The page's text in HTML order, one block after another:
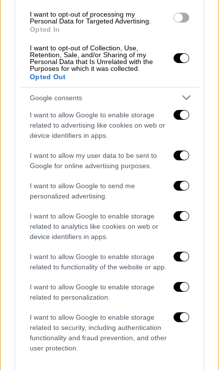
I want to opt-out of processing my
Personal Data for Targeted Advertising.
Opted In
I want to opt-out of Collection, Use,
Retention, Sale, and/or Sharing of my
Personal Data that Is Unrelated with the
Purposes for which it was collected.
Opted Out
Google consents
I want to allow Google to enable storage
related to advertising like cookies on web or
device identifiers in apps.
I want to allow my user data to be sent to
Google for online advertising purposes.
I want to allow Google to send me
personalized advertising.
I want to allow Google to enable storage
related to analytics like cookies on web or
device identifiers in apps.
I want to allow Google to enable storage
related to functionality of the website or app.
I want to allow Google to enable storage
related to personalization.
I want to allow Google to enable storage
related to security, including authentication
functionality and fraud prevention, and other
user protection.
«Οι δρόμοι και τα ξενοδοχεία
πλημμύρισαν
από επισκέπτεςτις ημέρες των εορτών, οι
ενώ το ένα μετά το άλλο τα διεθνή μέσα
υποδεικνύουν τη Θεσσαλονίκη ως ιδανικό
προορισμό. Φανταστείτε πως μετά το
περιοδικό TIME και τον βρετανικό Guardian,
μόνο το CNN Travel διαθέτει 2.5 εκατ.
συνδρομητές! Η πόλη επανασυστήνεται στον
κόσμο», πρόσθεσε ο Κωνσταντίνος Ζέρβας.
Bloomberg: Ελλάδα και Βρετανία κοντά
σε συμφωνία για τα Γλυπτά του
Παρθενώνα - «Επιστροφή» με... όρους
Παρακολουθήσεις: Έλεγχοι της ΑΔΑΕ
στις εταιρείες κινητής και αίτημα σε
αριθμούς
Σε έξαρση η γρίπη: Τι θα ισχύει με τους
μαθητές που νόσησαν – Η απόφαση για
τις απουσίες
έκρηξη κρουσμάτων κορονοϊού στην
Κίνα: «Ναι» από τα κράτη μέλη σε τεστ
για τους ταξιδιώτες